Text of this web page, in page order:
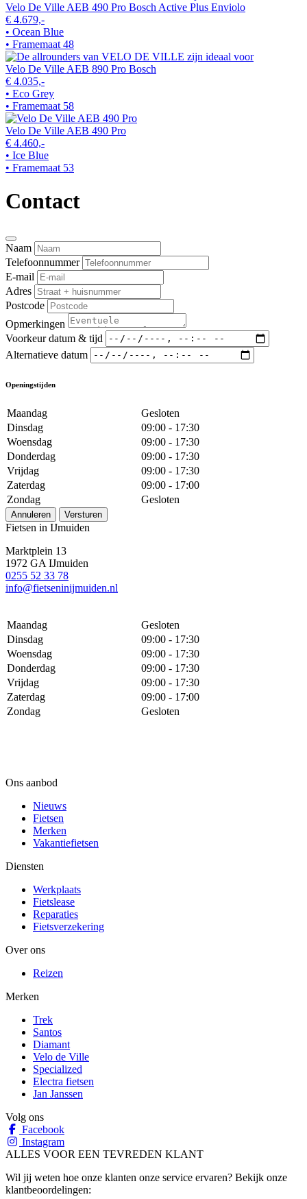
Velo De Ville AEB 490 Pro Bosch Active Plus Enviolo
€ 4.679,-
• Ocean Blue
• Framemaat 48
Velo De Ville AEB 890 Pro Bosch
€ 4.035,-
• Eco Grey
• Framemaat 58
Velo De Ville AEB 490 Pro
€ 4.460,-
• Ice Blue
• Framemaat 53
Contact
Naam
Telefoonnummer
E-mail
Adres
Postcode
Opmerkingen
Voorkeur datum & tijd
Alternatieve datum
Openingstijden
Maandag
Gesloten
Dinsdag
09:00 - 17:30
Woensdag
09:00 - 17:30
Donderdag
09:00 - 17:30
Vrijdag
09:00 - 17:30
Zaterdag
09:00 - 17:00
Zondag
Gesloten
Annuleren Versturen
Fietsen in IJmuiden
Marktplein 13
1972 GA IJmuiden
0255 52 33 78
info@fietseninijmuiden.nl
Maandag
Gesloten
Dinsdag
09:00 - 17:30
Woensdag
09:00 - 17:30
Donderdag
09:00 - 17:30
Vrijdag
09:00 - 17:30
Zaterdag
09:00 - 17:00
Zondag
Gesloten
Ons aanbod
Nieuws
Fietsen
Merken
Vakantiefietsen
Diensten
Werkplaats
Fietslease
Reparaties
Fietsverzekering
Over ons
Reizen
Merken
Trek
Santos
Diamant
Velo de Ville
Specialized
Electra fietsen
Jan Janssen
Volg ons
Facebook
Instagram
ALLES VOOR EEN TEVREDEN KLANT
Wil jij weten hoe onze klanten onze service ervaren? Bekijk onze
klantbeoordelingen: